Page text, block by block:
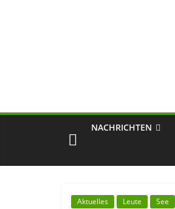
NACHRICHTEN
Aktuelles Leute See